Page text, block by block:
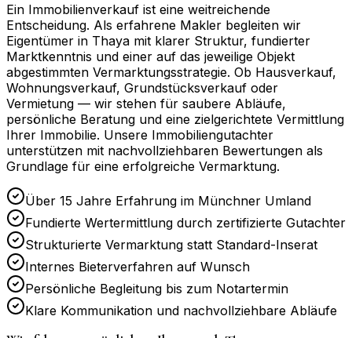
Ein Immobilienverkauf ist eine weitreichende
Entscheidung. Als erfahrene Makler begleiten wir
Eigentümer in Thaya mit klarer Struktur, fundierter
Marktkenntnis und einer auf das jeweilige Objekt
abgestimmten Vermarktungsstrategie. Ob Hausverkauf,
Wohnungsverkauf, Grundstücksverkauf oder
Vermietung — wir stehen für saubere Abläufe,
persönliche Beratung und eine zielgerichtete Vermittlung
Ihrer Immobilie. Unsere Immobiliengutachter
unterstützen mit nachvollziehbaren Bewertungen als
Grundlage für eine erfolgreiche Vermarktung.
Über 15 Jahre Erfahrung im Münchner Umland
Fundierte Wertermittlung durch zertifizierte Gutachter
Strukturierte Vermarktung statt Standard-Inserat
Internes Bieterverfahren auf Wunsch
Persönliche Begleitung bis zum Notartermin
Klare Kommunikation und nachvollziehbare Abläufe